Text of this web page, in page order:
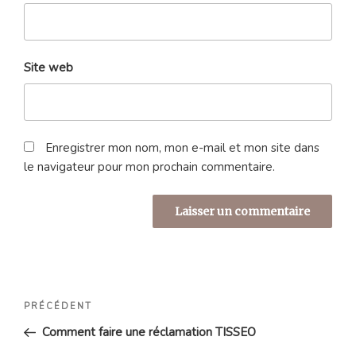
Site web
Enregistrer mon nom, mon e-mail et mon site dans
le navigateur pour mon prochain commentaire.
Navigation
l’article
Article
précédent
PRÉCÉDENT
Comment faire une réclamation TISSEO